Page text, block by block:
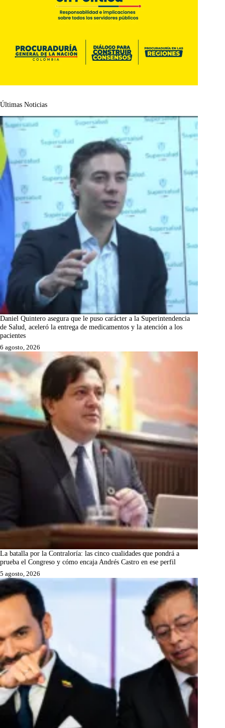
Últimas Noticias
Daniel Quintero asegura que le puso carácter a la Superintendencia
de Salud, aceleró la entrega de medicamentos y la atención a los
pacientes
6 agosto, 2026
La batalla por la Contraloría: las cinco cualidades que pondrá a
prueba el Congreso y cómo encaja Andrés Castro en ese perfil
5 agosto, 2026